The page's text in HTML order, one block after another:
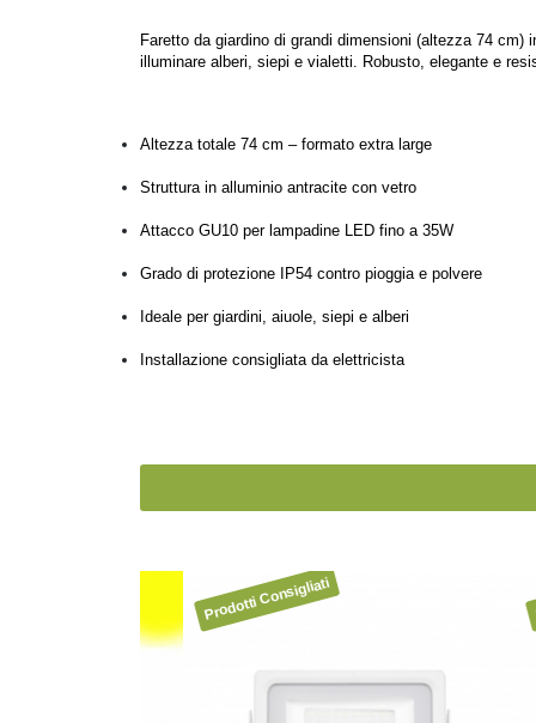
Faretto da giardino di grandi dimensioni (altezza 74
illuminare alberi, siepi e vialetti. Robusto, elegante e
Altezza totale 74 cm – formato extra large
Struttura in alluminio antracite con vetro
Attacco GU10 per lampadine LED fino a 35W
Grado di protezione IP54 contro pioggia e polvere
Ideale per giardini, aiuole, siepi e alberi
Installazione consigliata da elettricista